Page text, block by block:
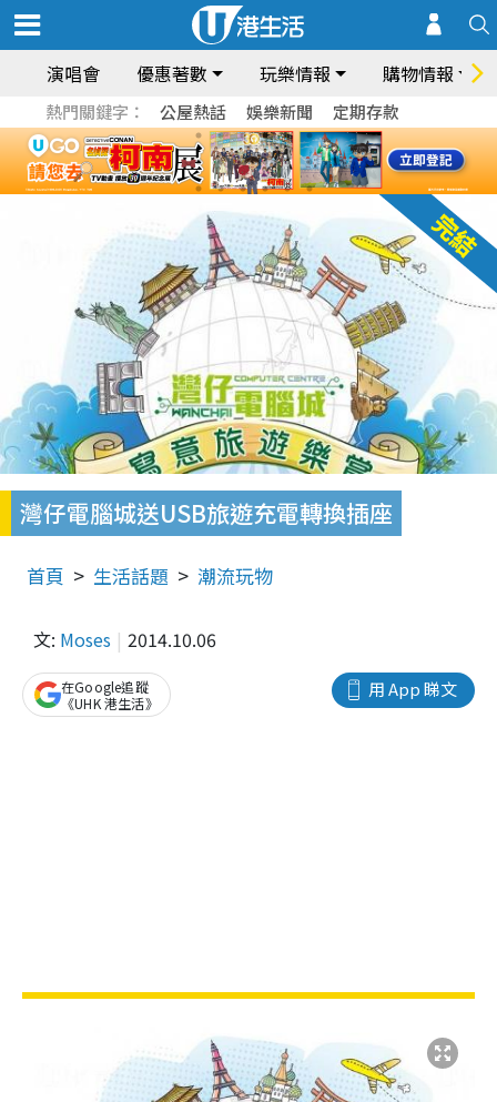
演唱會 優惠著數 玩樂情報 購物情報
熱門關鍵字： 公屋熱話 娛樂新聞 定期存款
灣仔電腦城送USB旅遊充電轉換插座
首頁 生活話題 潮流玩物
文: Moses 2014.10.06
用 App 睇文
在Google追蹤
《UHK 港生活》